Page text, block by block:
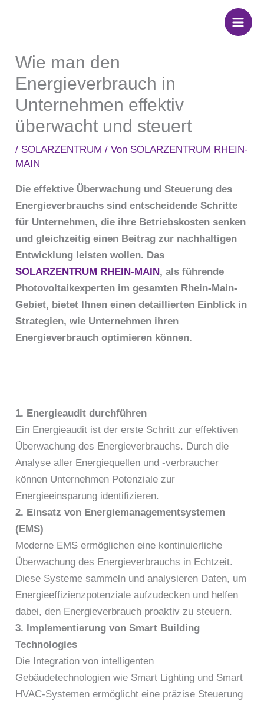
Wie man den
Energieverbrauch in
Unternehmen effektiv
überwacht und steuert
/ SOLARZENTRUM / Von SOLARZENTRUM RHEIN-
MAIN
Die effektive Überwachung und Steuerung des
Energieverbrauchs sind entscheidende Schritte
für Unternehmen, die ihre Betriebskosten senken
und gleichzeitig einen Beitrag zur nachhaltigen
Entwicklung leisten wollen. Das
SOLARZENTRUM RHEIN-MAIN, als führende
Photovoltaikexperten im gesamten Rhein-Main-
Gebiet, bietet Ihnen einen detaillierten Einblick in
Strategien, wie Unternehmen ihren
Energieverbrauch optimieren können.
1. Energieaudit durchführen
Ein Energieaudit ist der erste Schritt zur effektiven
Überwachung des Energieverbrauchs. Durch die
Analyse aller Energiequellen und -verbraucher
können Unternehmen Potenziale zur
Energieeinsparung identifizieren.
2. Einsatz von Energiemanagementsystemen
(EMS)
Moderne EMS ermöglichen eine kontinuierliche
Überwachung des Energieverbrauchs in Echtzeit.
Diese Systeme sammeln und analysieren Daten, um
Energieeffizienzpotenziale aufzudecken und helfen
dabei, den Energieverbrauch proaktiv zu steuern.
3. Implementierung von Smart Building
Technologies
Die Integration von intelligenten
Gebäudetechnologien wie Smart Lighting und Smart
HVAC-Systemen ermöglicht eine präzise Steuerung